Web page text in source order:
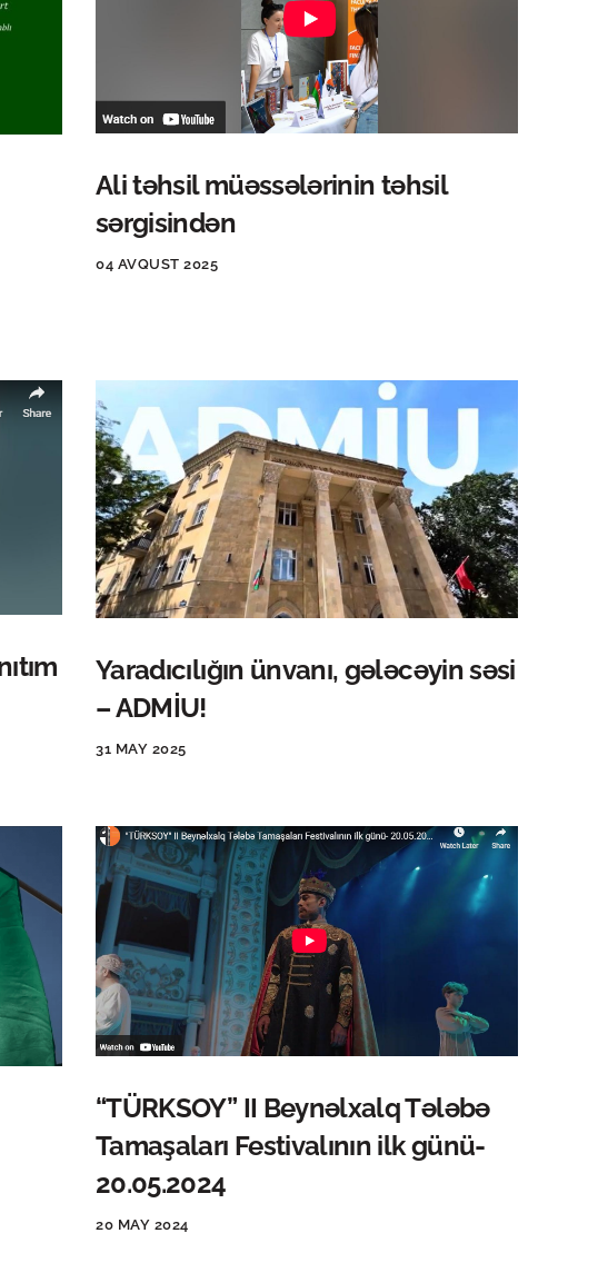
Ali təhsil müəssələrinin təhsil
sərgisindən
04 AVQUST 2025
Yaradıcılığın ünvanı, gələcəyin səsi
– ADMİU!
31 MAY 2025
“TÜRKSOY” II Beynəlxalq Tələbə
Tamaşaları Festivalının ilk günü-
20.05.2024
20 MAY 2024